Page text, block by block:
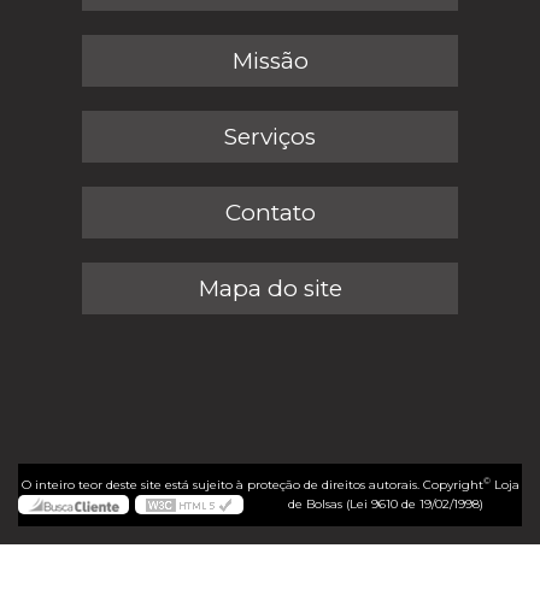
Missão
Serviços
Contato
Mapa do site
O inteiro teor deste site está sujeito à proteção de direitos autorais. Copyright©Loja
de Bolsas (Lei 9610 de 19/02/1998)